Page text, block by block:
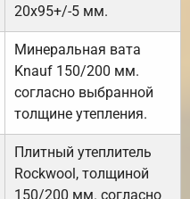
20х95+/-5 мм.
Минеральная вата
Knauf 150/200 мм.
согласно выбранной
толщине утепления.
Плитный утеплитель
Rockwool, толщиной
150/200 мм. согласно